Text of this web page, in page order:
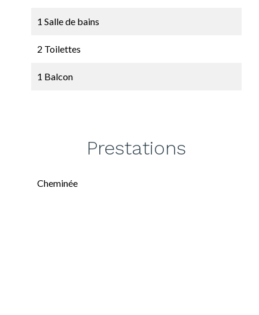
1 Salle de bains
2 Toilettes
1 Balcon
Prestations
Cheminée